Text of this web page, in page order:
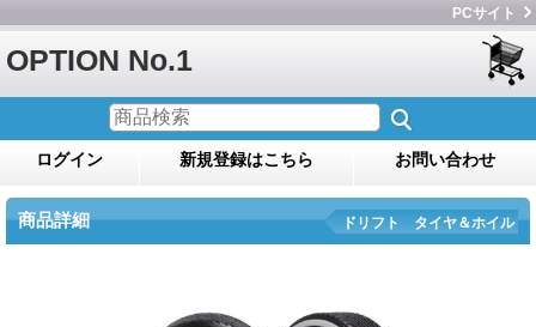
PCサイト
OPTION No.1
ログイン 新規登録はこちら お問い合わせ
商品詳細 ドリフト タイヤ＆ホイル